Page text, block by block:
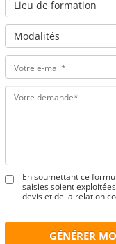
Lieu de formation
Modalités
En soumettant ce
saisies soient
devis et de la relation
GÉNÉRER